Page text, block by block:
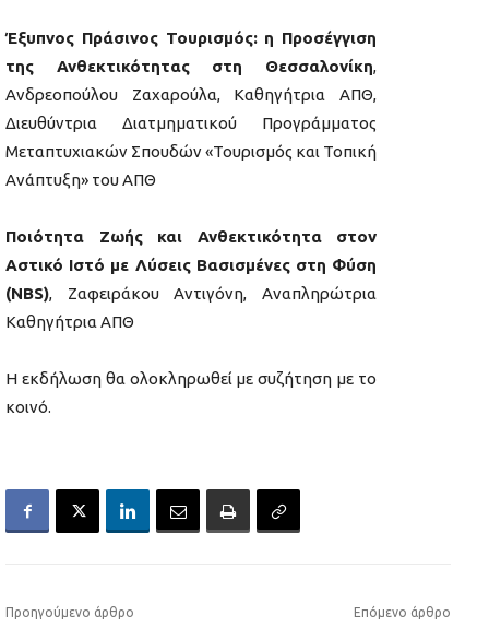
Έξυπνος Πράσινος Τουρισμός: η Προσέγγιση
της Ανθεκτικότητας στη Θεσσαλονίκη,
Ανδρεοπούλου Ζαχαρούλα, Καθηγήτρια ΑΠΘ,
Διευθύντρια Διατμηματικού Προγράμματος
Μεταπτυχιακών Σπουδών «Τουρισμός και Τοπική
Ανάπτυξη» του ΑΠΘ
Ποιότητα Ζωής και Ανθεκτικότητα στον
Αστικό Ιστό με Λύσεις Βασισμένες στη Φύση
(NBS), Ζαφειράκου Αντιγόνη, Αναπληρώτρια
Καθηγήτρια ΑΠΘ
Η εκδήλωση θα ολοκληρωθεί με συζήτηση με το
κοινό.
Προηγούμενο άρθρο Επόμενο άρθρο